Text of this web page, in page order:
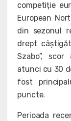
competiție
European
din sezonul
drept
Szabo”,
atunci cu 30
fost
puncte.
Perioada